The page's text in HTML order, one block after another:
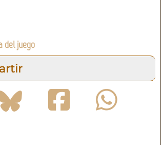
del juego